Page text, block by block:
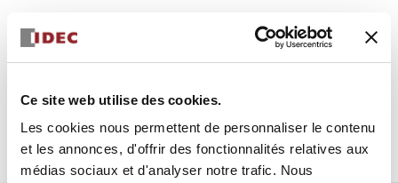
Ce site web utilise des cookies.
Les cookies nous permettent de personnaliser le contenu
et les annonces, d'offrir des fonctionnalités relatives aux
médias sociaux et d'analyser notre trafic. Nous